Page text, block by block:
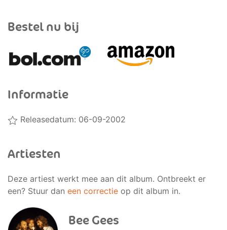
Bestel nu bij
Informatie
Releasedatum: 06-09-2002
Artiesten
Deze artiest werkt mee aan dit album. Ontbreekt er
een? Stuur dan een correctie op dit album in.
Bee Gees